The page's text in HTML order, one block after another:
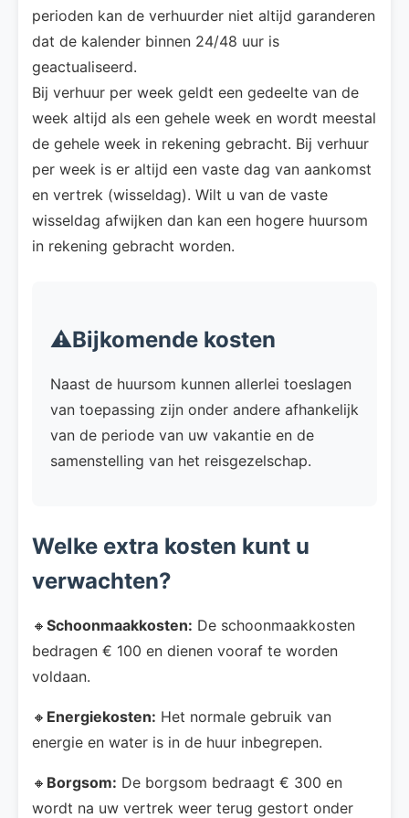
perioden kan de verhuurder niet altijd garanderen
dat de kalender binnen 24/48 uur is
geactualiseerd.
Bij verhuur per week geldt een gedeelte van de
week altijd als een gehele week en wordt meestal
de gehele week in rekening gebracht. Bij verhuur
per week is er altijd een vaste dag van aankomst
en vertrek (wisseldag). Wilt u van de vaste
wisseldag afwijken dan kan een hogere huursom
in rekening gebracht worden.
⚠️Bijkomende kosten
Naast de huursom kunnen allerlei toeslagen
van toepassing zijn onder andere afhankelijk
van de periode van uw vakantie en de
samenstelling van het reisgezelschap.
Welke extra kosten kunt u
verwachten?
🔸 Schoonmaakkosten: De schoonmaakkosten
bedragen € 100 en dienen vooraf te worden
voldaan.
🔸 Energiekosten: Het normale gebruik van
energie en water is in de huur inbegrepen.
🔸 Borgsom: De borgsom bedraagt € 300 en
wordt na uw vertrek weer terug gestort onder